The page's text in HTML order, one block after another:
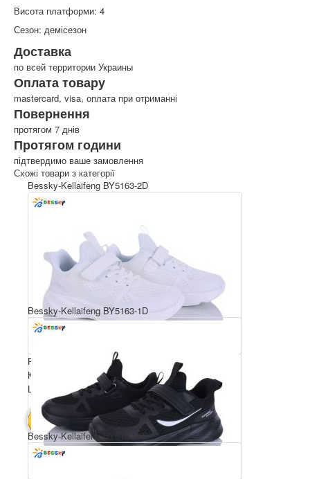
Висота платформи: 4
Сезон: демісезон
Доставка
по всей территории Украины
Оплата товару
mastercard, visa, оплата при отриманні
Повернення
протягом 7 днів
Протягом години
підтвердимо ваше замовлення
Схожі товари з категорії
Bessky-Kellaifeng BY5163-2D
Розмірний ряд: 36-41
Комплектація ящика: 8
Ціна за пару: 650 грн.
В КОШИК 5200 грн.
Bessky-Kellaifeng BY5163-1D
Bessky-Kellaifeng BY5163-4D